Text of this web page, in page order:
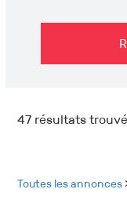
47 résultats
Toutes les annonces